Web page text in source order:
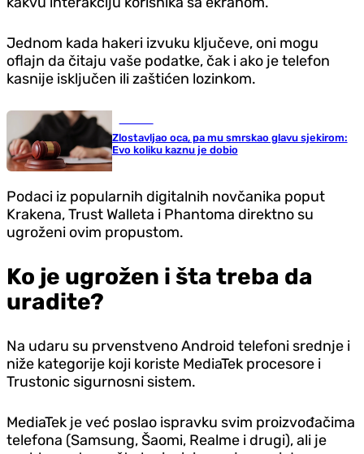
Jednom kada hakeri izvuku ključeve, oni mogu
oflajn da čitaju vaše podatke, čak i ako je telefon
kasnije isključen ili zaštićen lozinkom.
Zlostavljao oca, pa mu smrskao glavu sjekirom:
Evo koliku kaznu je dobio
Podaci iz popularnih digitalnih novčanika poput
Krakena, Trust Walleta i Phantoma direktno su
ugroženi ovim propustom.
Ko je ugrožen i šta treba da
uradite?
Na udaru su prvenstveno Android telefoni srednje i
niže kategorije koji koriste MediaTek procesore i
Trustonic sigurnosni sistem.
MediaTek je već poslao ispravku svim proizvođačima
telefona (Samsung, Šaomi, Realme i drugi), ali je